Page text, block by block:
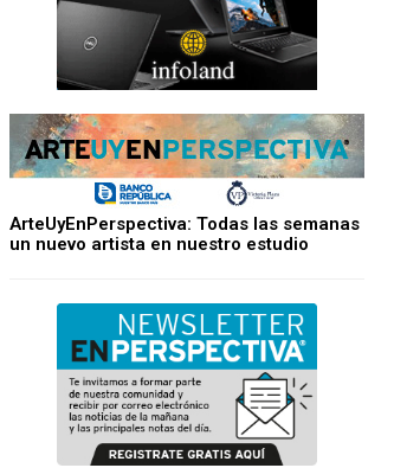
ArteUyEnPerspectiva: Todas las semanas
un nuevo artista en nuestro estudio